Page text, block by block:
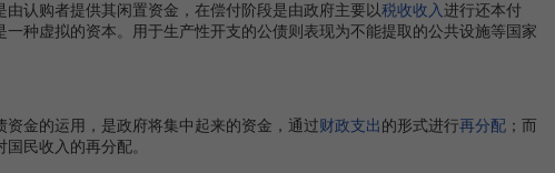
认购者提供其闲置资金，在偿付阶段是由政府主要以税收收入进行还本付
一种虚拟的资本。用于生产性开支的公债则表现为不能提取的公共设施等国家
资金的运用，是政府将集中起来的资金，通过财政支出的形式进行再分配 ；而
民收入的再分配。